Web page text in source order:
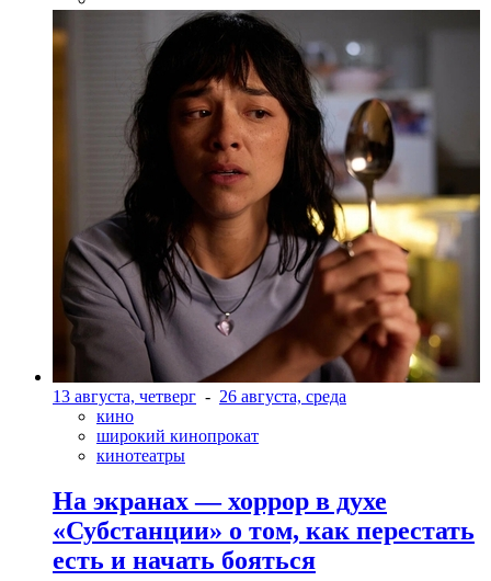
13 августа, четверг - 26 августа, среда
кино
широкий кинопрокат
кинотеатры
На экранах — хоррор в духе
«Субстанции» о том, как перестать
есть и начать бояться